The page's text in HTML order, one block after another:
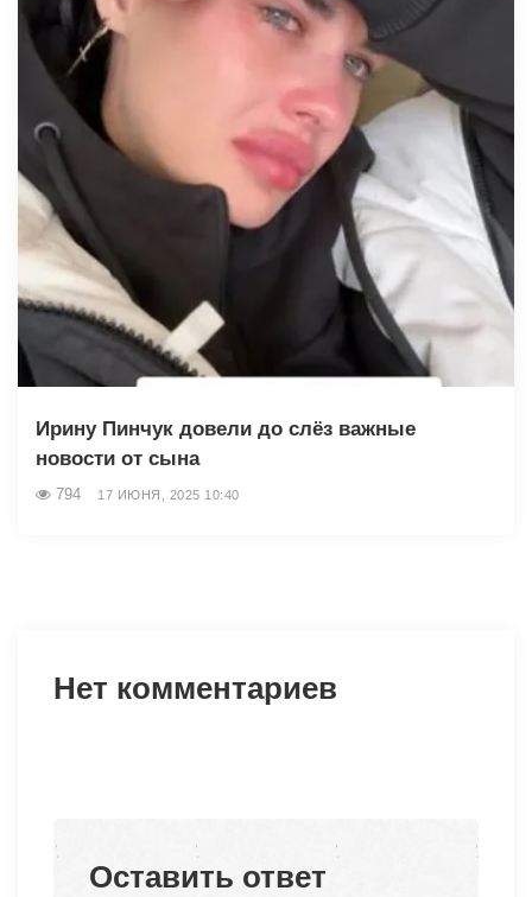
Ирину Пинчук довели до слёз важные
новости от сына
794 17 ИЮНЯ, 2025 10:40
Нет комментариев
Оставить ответ